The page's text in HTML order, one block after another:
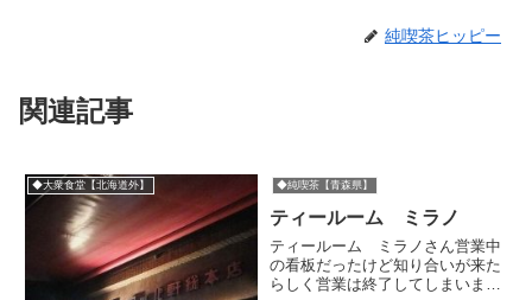
純喫茶ヒッピー
関連記事
◆大衆食堂【北海道外】 ◆純喫茶【青森県】
ティールーム ミラノ
ティールーム ミラノさん営業中
の看板だったけど知り合いが来た
らしく営業は終了してしまいまし